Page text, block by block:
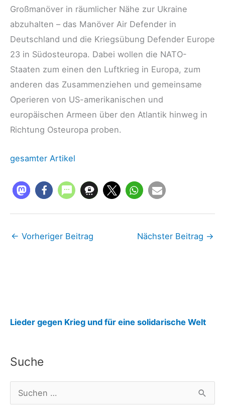
Großmanöver in räumlicher Nähe zur Ukraine
abzuhalten – das Manöver Air Defender in
Deutschland und die Kriegsübung Defender Europe
23 in Südosteuropa. Dabei wollen die NATO-
Staaten zum einen den Luftkrieg in Europa, zum
anderen das Zusammenziehen und gemeinsame
Operieren von US-amerikanischen und
europäischen Armeen über den Atlantik hinweg in
Richtung Osteuropa proben.
gesamter Artikel
← Vorheriger Beitrag Nächster Beitrag →
Lieder gegen Krieg und für eine solidarische Welt:
a
Suche
u